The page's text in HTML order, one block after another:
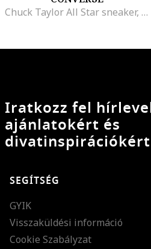
Chuck Taylor All Star sneaker, Vízkék
Iratkozz fel
ajánlatokért és
SEGÍTSÉG
GYIK
Visszaküldési információ
Cookie Szabályzat